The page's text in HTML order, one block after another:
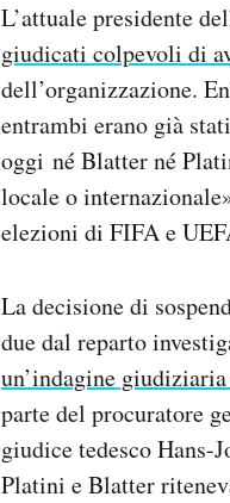
L’attuale presidente
giudicati colpevoli di
dell’organizzazione.
entrambi erano già
oggi né Blatter né
locale o
elezioni di FIFA e
La decisione di
due dal reparto
un’indagine
parte del procuratore
giudice tedesco Hans-
Platini e Blatter